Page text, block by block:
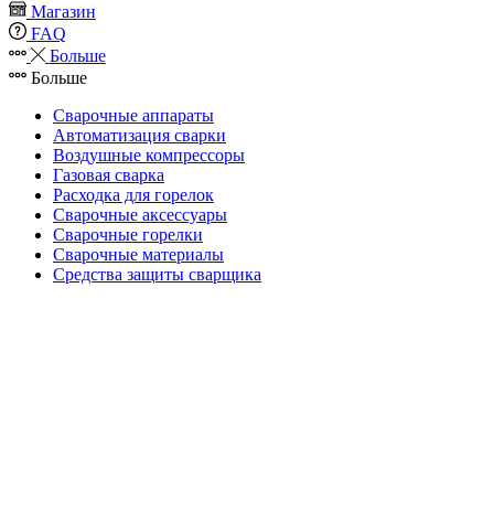
Магазин
FAQ
Больше
Больше
Сварочные аппараты
Автоматизация сварки
Воздушные компрессоры
Газовая сварка
Расходка для горелок
Сварочные аксессуары
Сварочные горелки
Сварочные материалы
Средства защиты сварщика